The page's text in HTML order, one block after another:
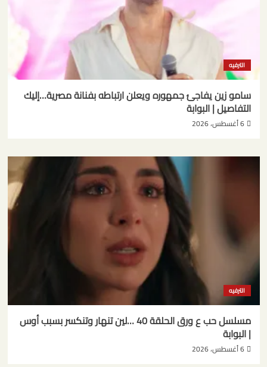
الترفيه
سامو زين يفاجئ جمهوره ويعلن ارتباطه بفنانة مصرية…إليك
التفاصيل | البوابة
6 أغسطس، 2026
الترفيه
مسلسل حب ع ورق الحلقة 40 …لين تنهار وتنكسر بسبب أوس
| البوابة
6 أغسطس، 2026